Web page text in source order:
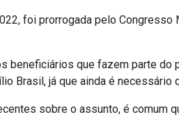
foi prorrogada pelo
beneficiários que fazem parte do
Brasil, já que ainda é necessário
sobre o assunto, é comum